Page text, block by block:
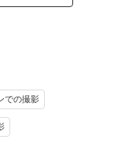
ペットと撮影
装小物一式・ブライズ
撮影日の空き
を確認する
小物一式
での撮影